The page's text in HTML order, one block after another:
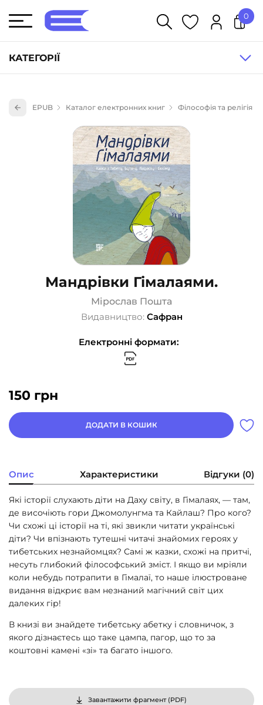
КАТЕГОРІЇ
Книги для дітей (836)
Книги для підлітків (240)
Науково-популярна література (1015)
Навчальна література та посібники (527)
Енциклопедії, довідники, словники (55)
Подарункові сертифікати (1)
0
EPUB Каталог електронних книг Філософія та релігія
Мандрівки Гімалаями.
Мірослав Пошта
Видавництво: Сафран
Електронні формати:
150 грн
ДОДАТИ В КОШИК
Опис Характеристики Відгуки (0)
Які історії слухають діти на Даху світу, в Гімалаях, — там,
де височіють гори Джомолунгма та Кайлаш? Про кого?
Чи схожі ці історії на ті, які звикли читати українські
діти? Чи впізнають тутешні читачі знайомих героях у
тибетських незнайомцях? Самі ж казки, схожі на притчі,
несуть глибокий філософський зміст. І якщо ви мріяли
коли небудь потрапити в Гімалаї, то наше ілюстроване
видання відкриє вам незнаний магічний світ цих
далеких гір!
В книзі ви знайдете тибетську абетку і словничок, з
якого дізнаєтесь що таке цампа, пагор, що то за
коштовні камені «зі» та багато іншого.
Завантажити фрагмент (PDF)